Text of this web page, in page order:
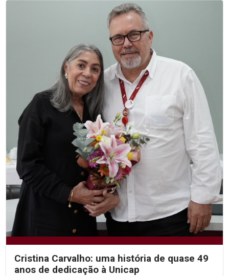
Cristina Carvalho: uma história de quase 49
anos de dedicação à Unicap